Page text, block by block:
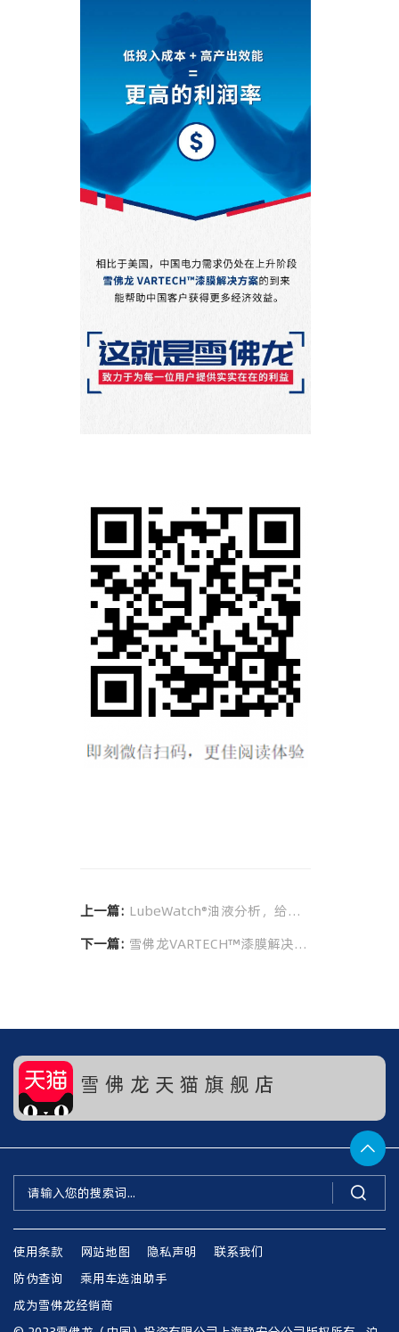
上一篇:
LubeWatch®油液分析，给设备管家级贴身守护
下一篇:
雪佛龙VARTECH™漆膜解决方案直击行业痛点
雪 佛 龙 天 猫 旗 舰 店


使用条款 网站地图 隐私声明
联系我们
防伪查询
乘用车选油助手
成为雪佛龙经销商